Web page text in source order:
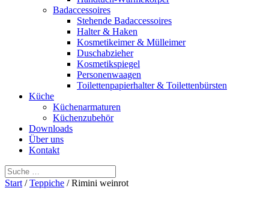
Badaccessoires
Stehende Badaccessoires
Halter & Haken
Kosmetikeimer & Mülleimer
Duschabzieher
Kosmetikspiegel
Personenwaagen
Toilettenpapierhalter & Toilettenbürsten
Küche
Küchenarmaturen
Küchenzubehör
Downloads
Über uns
Kontakt
Start /Teppiche / Rimini weinrot